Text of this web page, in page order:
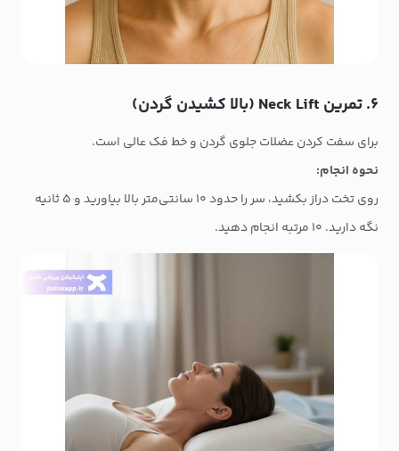
۶. تمرین Neck Lift (بالا کشیدن گردن)
برای سفت کردن عضلات جلوی گردن و خط فک عالی است.
نحوه انجام:
روی تخت دراز بکشید، سر را حدود ۱۰ سانتی‌متر بالا بیاورید و ۵ ثانیه
نگه دارید. ۱۰ مرتبه انجام دهید.